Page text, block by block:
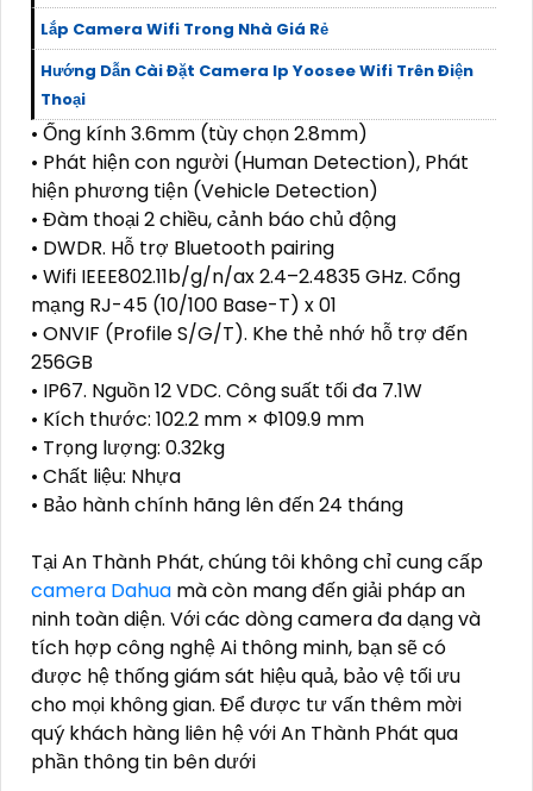
Lắp Camera Wifi Trong Nhà Giá Rẻ
Hướng Dẫn Cài Đặt Camera Ip Yoosee Wifi Trên Điện
Thoại
• Ống kính 3.6mm (tùy chọn 2.8mm)
• Phát hiện con người (Human Detection), Phát
hiện phương tiện (Vehicle Detection)
• Đàm thoại 2 chiều, cảnh báo chủ động
• DWDR. Hỗ trợ Bluetooth pairing
• Wifi IEEE802.11b/g/n/ax 2.4–2.4835 GHz. Cổng
mạng RJ-45 (10/100 Base-T) x 01
• ONVIF (Profile S/G/T). Khe thẻ nhớ hỗ trợ đến
256GB
• IP67. Nguồn 12 VDC. Công suất tối đa 7.1W
• Kích thước: 102.2 mm × Φ109.9 mm
• Trọng lượng: 0.32kg
• Chất liệu: Nhựa
• Bảo hành chính hãng lên đến 24 tháng
Tại An Thành Phát, chúng tôi không chỉ cung cấp
camera Dahua mà còn mang đến giải pháp an
ninh toàn diện. Với các dòng camera đa dạng và
tích hợp công nghệ Ai thông minh, bạn sẽ có
được hệ thống giám sát hiệu quả, bảo vệ tối ưu
cho mọi không gian. Để được tư vấn thêm mời
quý khách hàng liên hệ với An Thành Phát qua
phần thông tin bên dưới